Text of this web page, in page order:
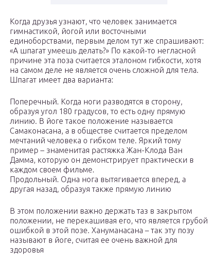
Когда друзья узнают, что человек занимается
гимнастикой, йогой или восточными
единоборствами, первым делом тут же спрашивают:
«А шпагат умеешь делать?» По какой-то негласной
причине эта поза считается эталоном гибкости, хотя
на самом деле не является очень сложной для тела.
Шпагат имеет два варианта:
Поперечный. Когда ноги разводятся в сторону,
образуя угол 180 градусов, то есть одну прямую
линию. В йоге такое положение называется
Самаконасана, а в обществе считается пределом
мечтаний человека о гибком теле. Яркий тому
пример – знаменитая растяжка Жан-Клода Ван
Дамма, которую он демонстрирует практически в
каждом своем фильме.
Продольный. Одна нога вытягивается вперед, а
другая назад, образуя также прямую линию
В этом положении важно держать таз в закрытом
положении, не перекашивая его, что является грубой
ошибкой в этой позе. Хануманасана – так эту позу
называют в йоге, считая ее очень важной для
здоровья